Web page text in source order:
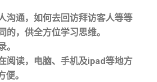
沟通，如何去回访拜访客人等等
，供全方位学习思维。
阅读，电脑、手机及ipad等地方
。